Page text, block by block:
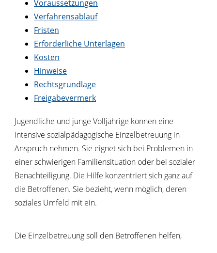
Voraussetzungen
Verfahrensablauf
Fristen
Erforderliche Unterlagen
Kosten
Hinweise
Rechtsgrundlage
Freigabevermerk
Jugendliche und junge Volljährige können eine
intensive sozialpädagogische Einzelbetreuung in
Anspruch nehmen. Sie eignet sich bei Problemen in
einer schwierigen Familiensituation oder bei sozialer
Benachteiligung. Die Hilfe konzentriert sich ganz auf
die Betroffenen. Sie bezieht, wenn möglich, deren
soziales Umfeld mit ein.
Die Einzelbetreuung soll den Betroffenen helfen,